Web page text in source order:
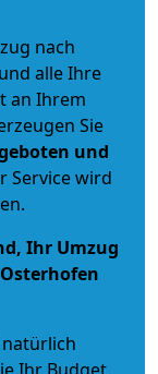
nach
alle Ihre
an Ihrem
Sie
und
Service wird
Ihr Umzug
Ihr Budget